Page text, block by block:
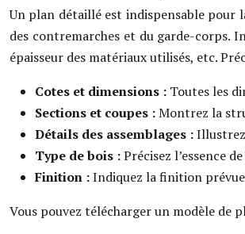
Un plan détaillé est indispensable pour
des contremarches et du garde-corps.
épaisseur des matériaux utilisés, etc.
Cotes et dimensions : Toutes les
Sections et coupes :Montrez la
Détails des assemblages :Illustrez
Type de bois :Précisez l’essence
Finition :Indiquez la finition
Vous pouvez télécharger un modèle de